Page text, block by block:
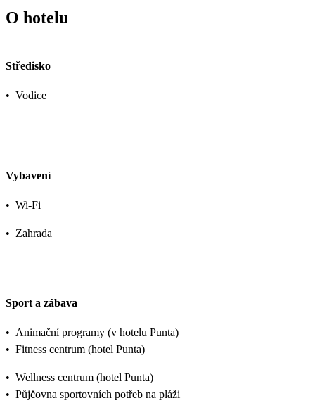
O hotelu
Středisko
• Vodice
Vybavení
• Wi-Fi
• Zahrada
Sport a zábava
• Animační programy (v hotelu Punta)
• Fitness centrum (hotel Punta)
• Wellness centrum (hotel Punta)
• Půjčovna sportovních potřeb na pláži